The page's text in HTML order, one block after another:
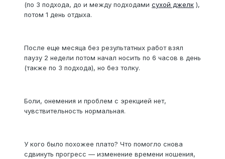
(по 3 подхода, до и между подходами сухой джелк ),
потом 1 день отдыха.
После еще месяца без результатных работ взял
паузу 2 недели потом начал носить по 6 часов в день
(также по 3 подхода), но без толку.
Боли, онемения и проблем с эрекцией нет,
чувствительность нормальная.
У кого было похожее плато? Что помогло снова
сдвинуть прогресс — изменение времени ношения,